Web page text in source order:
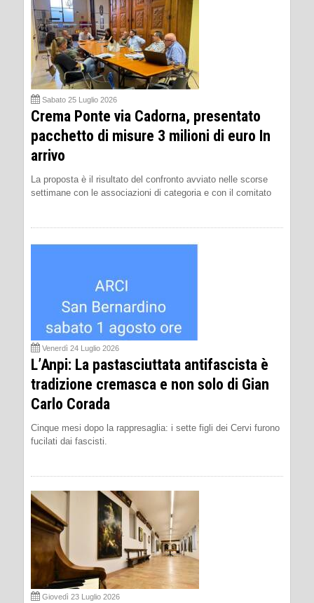
Sabato 25 Luglio 2026
Crema Ponte via Cadorna, presentato
pacchetto di misure 3 milioni di euro In
arrivo
La proposta è il risultato del confronto avviato nelle scorse
settimane con le associazioni di categoria e con il comitato
Venerdì 24 Luglio 2026
L’Anpi: La pastasciuttata antifascista è
tradizione cremasca e non solo di Gian
Carlo Corada
Cinque mesi dopo la rappresaglia: i sette figli dei Cervi furono
fucilati dai fascisti.
Giovedì 23 Luglio 2026